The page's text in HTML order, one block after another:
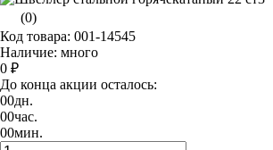
(0)
Код товара: 001-14545
Наличие: много
0 ₽
До конца акции осталось:
00дн.
00час.
00мин.